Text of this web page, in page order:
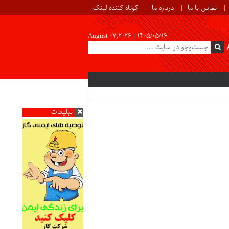
تماس با ما درباره ما کوتاه کننده لینک
August 07,2026 | ۱۴۰۵/۰۵/۱۶
تبلیغات